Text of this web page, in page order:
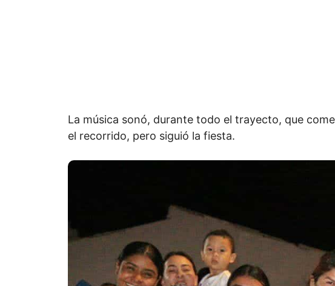
La música sonó, durante todo el trayecto, que
el recorrido, pero siguió la fiesta.